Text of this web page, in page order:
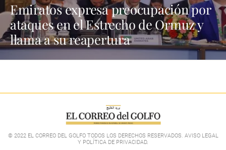
Emiratos expresa preocupación por
ataques en el Estrecho de Ormuz y
llama a su reapertura
© 2022 EL CORREO DEL GOLFO TODOS LOS DERECHOS RESERVADOS. AVISO LEGAL
Y POLÍTICA DE PRIVACIDAD.